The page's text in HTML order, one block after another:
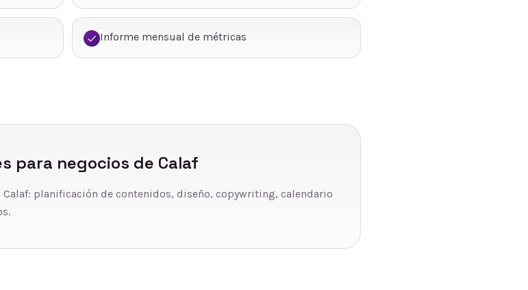
Informe mensual de métricas
para negocios de Calaf
planificación de contenidos, diseño, copywriting, calendario